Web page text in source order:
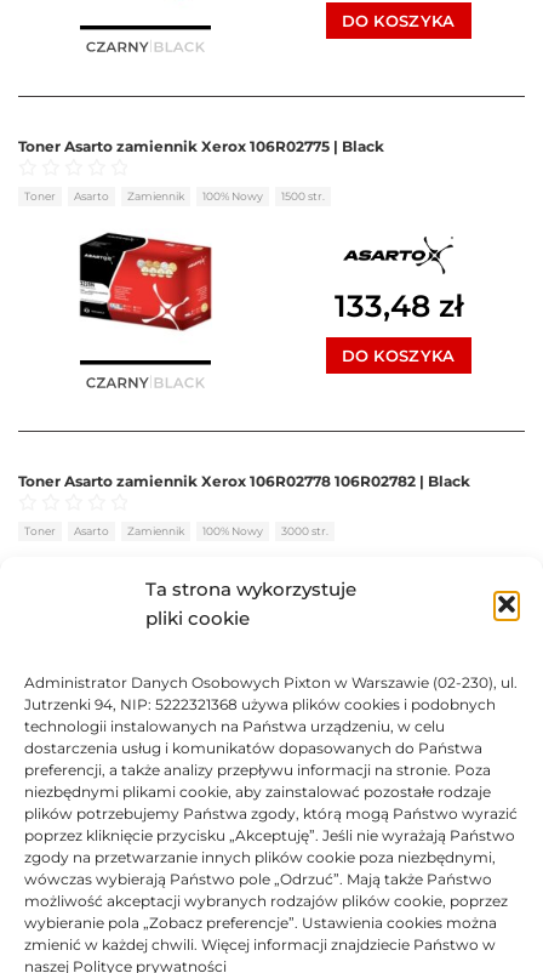
Ta strona wykorzystuje
pliki cookie
Administrator Danych Osobowych Pixton w Warszawie (02-230), ul.
Jutrzenki 94, NIP: 5222321368 używa plików cookies i podobnych
technologii instalowanych na Państwa urządzeniu, w celu
dostarczenia usług i komunikatów dopasowanych do Państwa
preferencji, a także analizy przepływu informacji na stronie. Poza
niezbędnymi plikami cookie, aby zainstalować pozostałe rodzaje
plików potrzebujemy Państwa zgody, którą mogą Państwo wyrazić
poprzez kliknięcie przycisku „Akceptuję”. Jeśli nie wyrażają Państwo
zgody na przetwarzanie innych plików cookie poza niezbędnymi,
wówczas wybierają Państwo pole „Odrzuć”. Mają także Państwo
możliwość akceptacji wybranych rodzajów plików cookie, poprzez
wybieranie pola „Zobacz preferencje”. Ustawienia cookies można
zmienić w każdej chwili. Więcej informacji znajdziecie Państwo w
naszej Polityce prywatności
DO KOSZYKA
Toner Asarto zamiennik Xerox 106R02775 | Black
Oceniono 0na 5
Toner Asarto Zamiennik 100% Nowy 1500 str.
133,48 zł
DO KOSZYKA
Toner Asarto zamiennik Xerox 106R02778 106R02782 | Black
Oceniono 0na 5
Toner Asarto Zamiennik 100% Nowy 3000 str.
BRAK
Toner Xerox oryginalny 106R02778 106R02782 | Black
Oceniono0na 5
Toner Xerox Oryginalny 3000 str.